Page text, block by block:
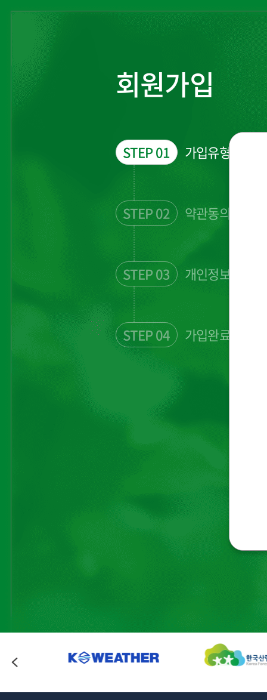
회원가입
STEP 01 가입유형 선택
STEP 02 약관동의
STEP 03 개인정보입력
STEP 04 가입완료